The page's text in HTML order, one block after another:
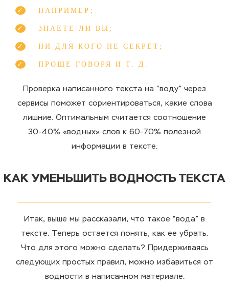
НАПРИМЕР;
ЗНАЕТЕ ЛИ ВЫ;
НИ ДЛЯ КОГО НЕ СЕКРЕТ;
ПРОЩЕ ГОВОРЯ И Т. Д.
Проверка написанного текста на “воду” через
сервисы поможет сориентироваться, какие слова
лишние. Оптимальным считается соотношение
30-40% «водных» слов к 60-70% полезной
информации в тексте.
КАК УМЕНЬШИТЬ ВОДНОСТЬ ТЕКСТА
Итак, выше мы рассказали, что такое “вода” в
тексте. Теперь остается понять, как ее убрать.
Что для этого можно сделать? Придерживаясь
следующих простых правил, можно избавиться от
водности в написанном материале.